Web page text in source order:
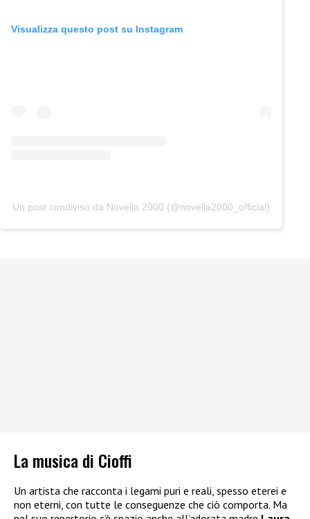
Visualizza questo post su Instagram
Un post condiviso da Novella 2000 (@novella2000_official)
La musica di Cioffi
Un artista che racconta i legami puri e reali, spesso eterei e
non eterni, con tutte le conseguenze che ciò comporta. Ma